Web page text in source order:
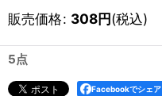
販売価格: 308円(税込)
5点
Facebookでシェア